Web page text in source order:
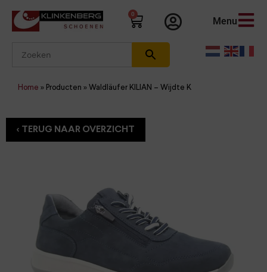
0
Menu
Home » Producten » Waldläufer KILIAN – Wijdte K